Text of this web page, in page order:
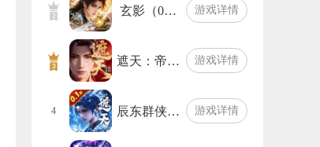
玄影（0… 游戏详情
遮天：帝… 游戏详情
4 辰东群侠… 游戏详情